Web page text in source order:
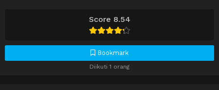
Score 8.54
Bookmark
Diikuti 1 orang